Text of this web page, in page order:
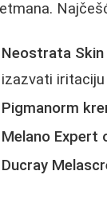
Neostrata Skin
izazvati iritaciju
Pigmanorm
Melano Expert
Ducray